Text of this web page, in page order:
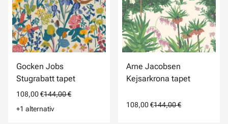
Gocken Jobs
Stugrabatt tapet
108,00 €144,00 €
+1 alternativ
Arne Jacobsen
Kejsarkrona tapet
108,00 €144,00 €